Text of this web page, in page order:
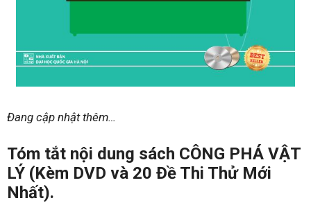
Đang cập nhật thêm…
Tóm tắt nội dung sách CÔNG PHÁ VẬT
LÝ (Kèm DVD và 20 Đề Thi Thử Mới
Nhất).